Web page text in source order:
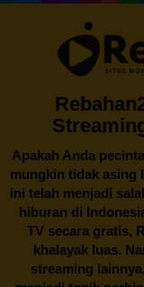
Apakah Anda
mungkin tidak asing
ini telah menjadi
hiburan di
TV secara gratis,
khalayak luas.
streaming